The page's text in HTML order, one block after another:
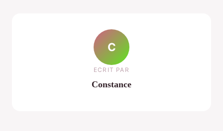
C
ECRIT PAR
Constance